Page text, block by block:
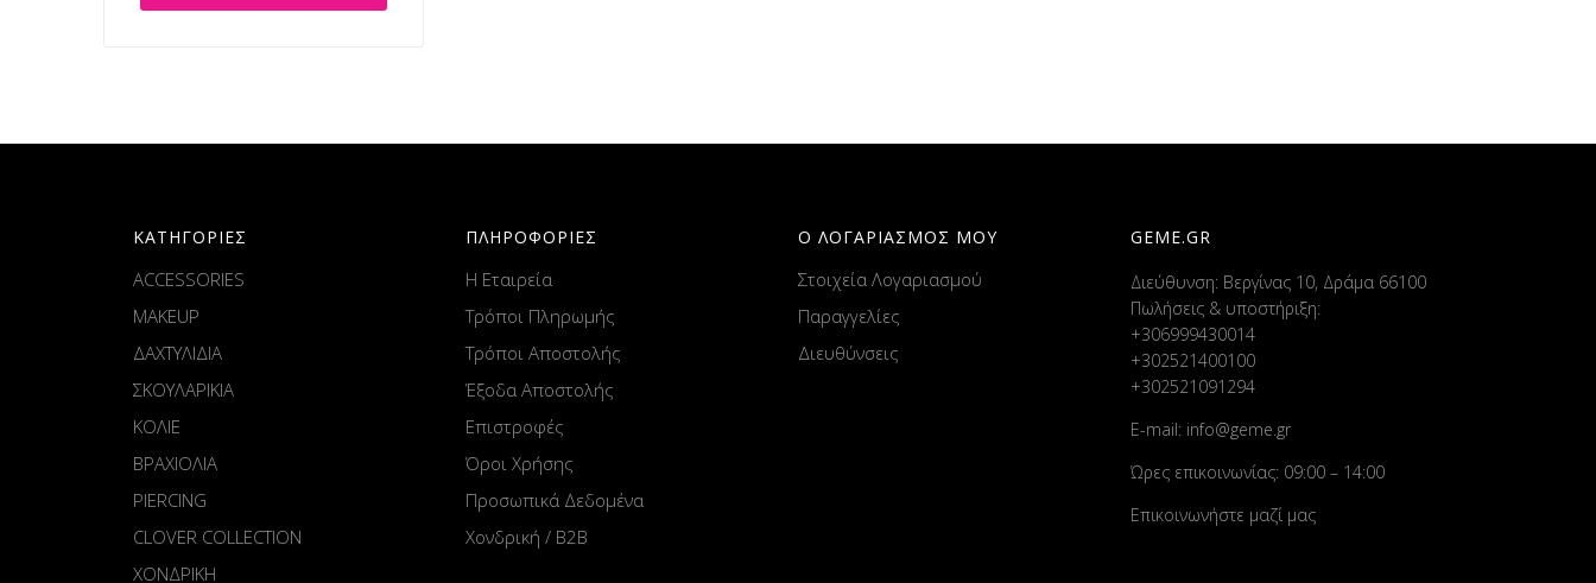
ΚΑΤΗΓΟΡΙΕΣ
ACCESSORIES
MAKEUP
ΔΑΧΤΥΛΙΔΙΑ
ΣΚΟΥΛΑΡΙΚΙΑ
ΚΟΛΙΕ
ΒΡΑΧΙΟΛΙΑ
PIERCING
CLOVER COLLECTION
ΧΟΝΔΡΙΚΗ
ΠΛΗΡΟΦΟΡΙΕΣ
Η Εταιρεία
Τρόποι Πληρωμής
Τρόποι Αποστολής
Έξοδα Αποστολής
Επιστροφές
Όροι Χρήσης
Προσωπικά Δεδομένα
Χονδρική / B2B
Ο ΛΟΓΑΡΙΑΣΜΟΣ ΜΟΥ
Στοιχεία Λογαριασμού
Παραγγελίες
Διευθύνσεις
GEME.GR
Διεύθυνση: Βεργίνας 10, Δράμα 66100
Πωλήσεις & υποστήριξη:
+306999430014
+302521400100
+302521091294
E-mail: info@geme.gr
Ώρες επικοινωνίας: 09:00 – 14:00
Επικοινωνήστε μαζί μας